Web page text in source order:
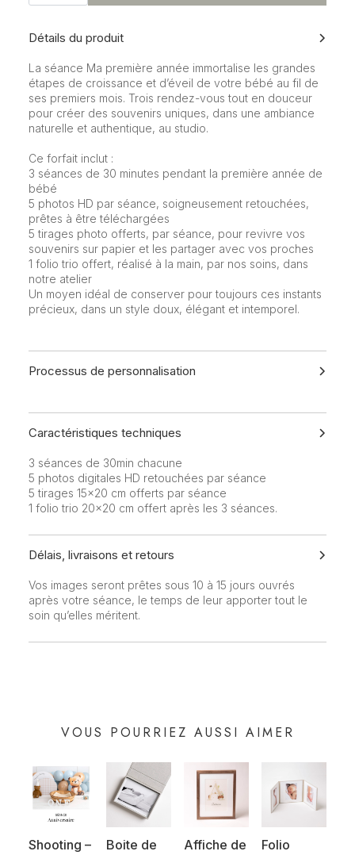
première
Détails du produit
La séance Ma première année immortalise les grandes
étapes de croissance et d’éveil de votre bébé au fil de
ses premiers mois. Trois rendez-vous tout en douceur
pour créer des souvenirs uniques, dans une ambiance
naturelle et authentique, au studio.
Ce forfait inclut :
3 séances de 30 minutes pendant la première année de
bébé
5 photos HD par séance, soigneusement retouchées,
prêtes à être téléchargées
5 tirages photo offerts, par séance, pour revivre vos
souvenirs sur papier et les partager avec vos proches
1 folio trio offert, réalisé à la main, par nos soins, dans
notre atelier
Un moyen idéal de conserver pour toujours ces instants
précieux, dans un style doux, élégant et intemporel.
Processus de personnalisation
Caractéristiques techniques
3 séances de 30min chacune
5 photos digitales HD retouchées par séance
5 tirages 15x20 cm offerts par séance
1 folio trio 20x20 cm offert après les 3 séances.
Délais, livraisons et retours
Vos images seront prêtes sous 10 à 15 jours ouvrés
après votre séance, le temps de leur apporter tout le
soin qu’elles méritent.
VOUS POURRIEZ AUSSI AIMER
Shooting –
Boite de
Affiche de
Folio